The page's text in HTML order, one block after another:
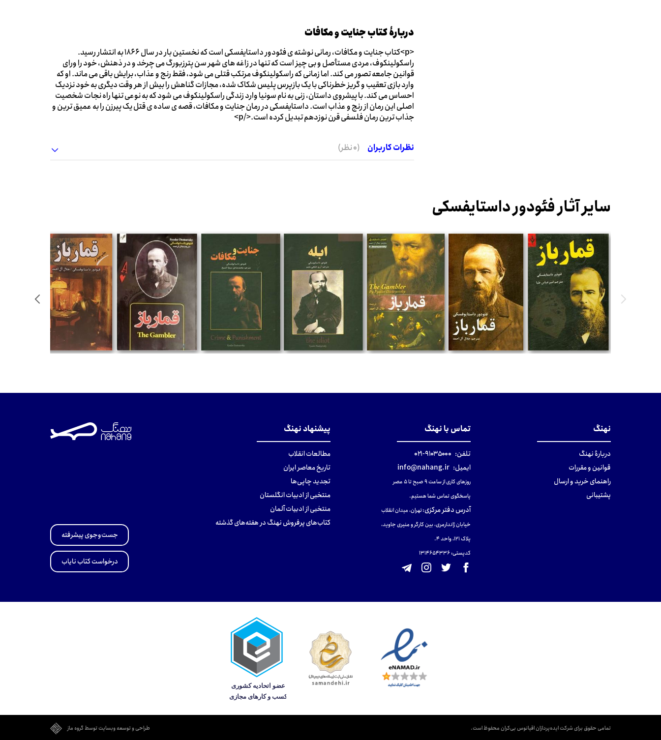
دربارۀ کتاب جنایت و مکافات
<p>کتاب جنایت و مکافات، رمانی نوشته ی فئودور داستایفسکی است که نخستین بار در سال 1866 به انتشار رسید.
راسکولینکوف، مردی مستأصل و بی چیز است که تنها در زاغه های شهر سن پترزبورگ می چرخد و در ذهنش، خود را ورای
قوانین جامعه تصور می کند. اما زمانی که راسکولینکوف مرتکب قتلی می شود، فقط رنج و عذاب، برایش باقی می ماند. او که
وارد بازی تعقیب و گریز خطرناکی با یک بازپرس پلیس شکاک شده، مجازات گناهش را بیش از هر وقت دیگری به خود نزدیک
احساس می کند. با پیشروی داستان، زنی به نام سونیا وارد زندگی راسکولینکوف می شود که به نوعی تنها راه نجات شخصیت
اصلی این رمان از رنج و عذاب است. داستایفسکی در رمان جنایت و مکافات، قصه ی ساده ی قتل یک پیرزن را به عمیق ترین و
جذاب ترین رمان فلسفی قرن نوزدهم تبدیل کرده است.</p>
نظرات کاربران (0 نظر)
سایر آثار فئودور داستایفسکی
نهنگ
دربارهٔ نهنگ
قوانین و مقررات
راهنمای خرید و ارسال
پشتیبانی
تماس با نهنگ
تلفن: ۹۱۰۳۵۰۰۰-۰۲۱
ایمیل: info@nahang.ir
روزهای کاری از ساعت ۹ صبح تا ۵ عصر
پاسخگوی تماس شما هستیم.
آدرس دفتر مرکزی:تهران، میدان انقلاب
خیابان ژاندارمری، بین کارگر و منیری جاوید،
پلاک 121، واحد ۴.
کدپستی: 131465433۶
پیشنهاد نهنگ
مطالعات انقلاب
تاریخ معاصر ایران
تجدید چاپی‌ها
منتخبی از ادبیات انگلستان
منتخبی از ادبیات آلمان
کتاب‌های پرفروش نهنگ در هفته‌های گذشته
جست‌وجوی پیشرفته
درخواست کتاب نایاب
تمامی حقوق برای شرکت ایده‌پردازان اقیانوس بی‌کران محفوظ است. طراحی و توسعه وبسایت توسط گروه ماز